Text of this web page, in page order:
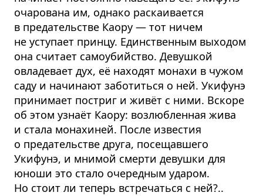
очарована им, однако раскаивается
в предательстве Каору — тот ничем
не уступает принцу. Единственным выходом
она считает самоубийство. Девушкой
овладевает дух, её находят монахи в чужом
саду и начинают заботиться о ней. Укифунэ
принимает постриг и живёт с ними. Вскоре
об этом узнаёт Каору: возлюбленная жива
и стала монахиней. После известия
о предательстве друга, посещавшего
Укифунэ, и мнимой смерти девушки для
юноши это стало очередным ударом.
Но стоит ли теперь встречаться с ней?..